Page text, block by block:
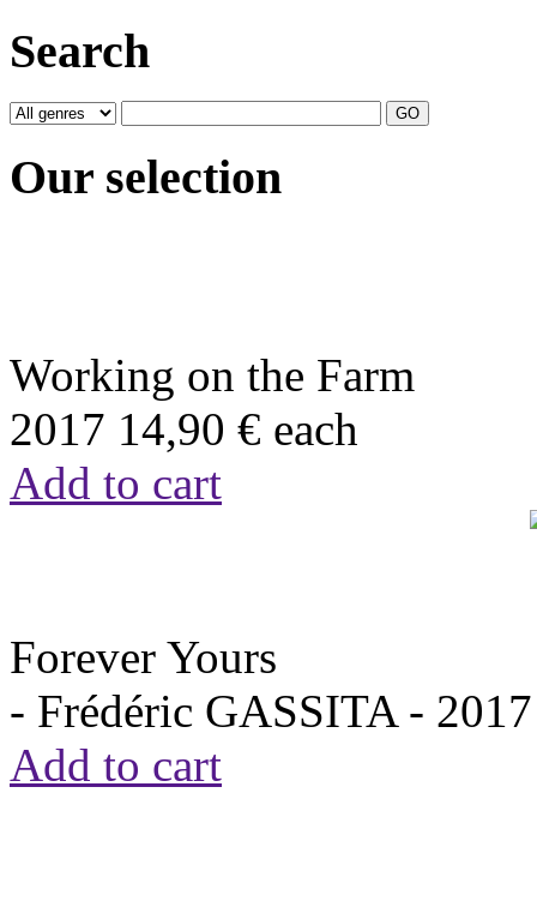
Search
Our selection
Working on the Farm
2017 14,90 € each
Add to cart
Forever Yours
- Frédéric GASSITA - 2017
Add to cart